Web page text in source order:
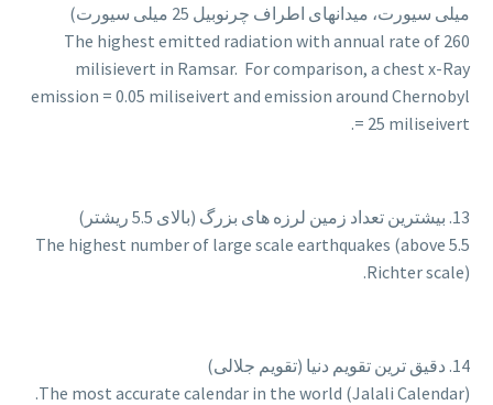
میلی سیورت، میدانهای اطراف چرنوبیل 25 میلی سیورت)
The highest emitted radiation with annual rate of 260
milisievert in Ramsar. For comparison, a chest x-Ray
emission = 0.05 miliseivert and emission around Chernobyl
= 25 miliseivert.
13. بیشترین تعداد زمین لرزه های بزرگ (بالای 5.5 ریشتر)
The highest number of large scale earthquakes (above 5.5
Richter scale).
14. دقیق ترین تقویم دنیا (تقویم جلالی)
The most accurate calendar in the world (Jalali Calendar).